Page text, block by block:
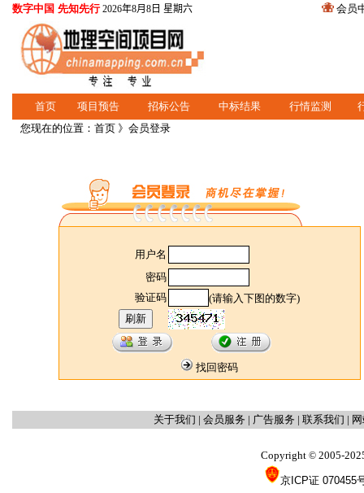
数字中国 先知先行 2026年8月8日 星期六 会员
首页 项目预告 招标公告 中标结果 行情监测
您现在的位置： 首页 》会员登录
用户名
密码
验证码
(请输入下图的数字)
找回密码
关于我们 | 会员服务 | 广告服务 | 联系我们 |
Copyright © 2005-
京ICP证 070455